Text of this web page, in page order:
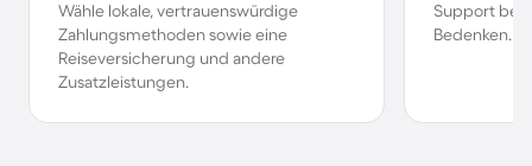
Wähle lokale, vertrauenswürdige
Zahlungsmethoden sowie eine
Reiseversicherung und andere
Zusatzleistungen.
Support bei
Bedenken.